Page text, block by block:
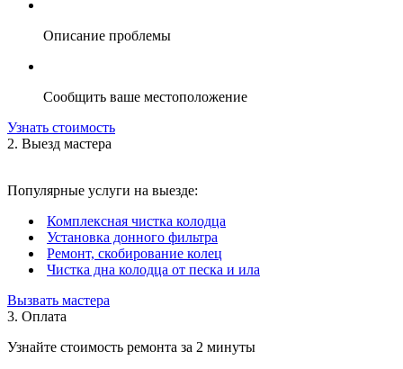
Описание проблемы
Сообщить ваше местоположение
Узнать стоимость
2. Выезд мастера
Популярные услуги на выезде:
Комплексная чистка колодца
Установка донного фильтра
Ремонт, скобирование колец
Чистка дна колодца от песка и ила
Вызвать мастера
3. Оплата
Узнайте стоимость ремонта за 2 минуты